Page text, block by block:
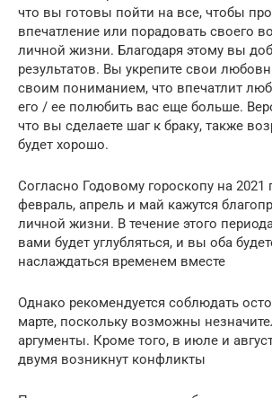
что вы готовы пойти на все, чтобы
впечатление или порадовать своего
личной жизни. Благодаря этому вы
результатов. Вы укрепите свои
своим пониманием, что впечатлит
его / ее полюбить вас еще больше.
что вы сделаете шаг к браку, также
будет хорошо.
Согласно Годовому гороскопу на 2021
февраль, апрель и май кажутся
личной жизни. В течение этого
вами будет углубляться, и вы оба
наслаждаться временем вместе
Однако рекомендуется соблюдать
марте, поскольку возможны
аргументы. Кроме того, в июле и
двумя возникнут конфликты